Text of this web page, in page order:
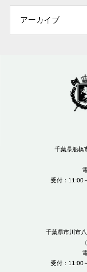
千葉県船橋
受付：11:00
千葉県市川市
受付：11:00